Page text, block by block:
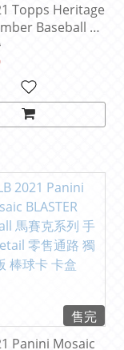
Topps Heritage
Baseball 遺
列 棒球卡 卡盒
售完
Panini Mosaic